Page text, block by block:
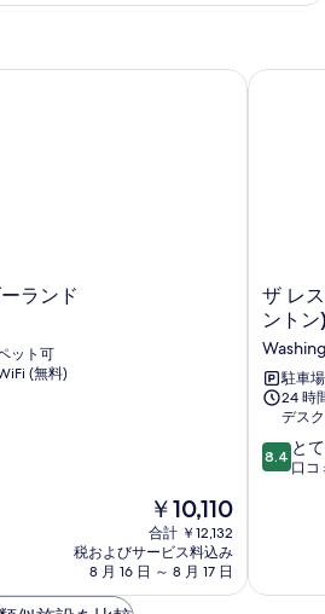
ランド
ット可
(無料)
現
在
の
料
金
￥10,110
合計 ￥12,132
税およびサービス料込み
8 月 16 日 ～ 8 月 17 日
ンド
ザ
レ
ト
ン
ホ
ル
ニ
ル
ザ レ
ント
駐車
24 時
デスク
10
段
も
8.4 と
口コ
ザ レス